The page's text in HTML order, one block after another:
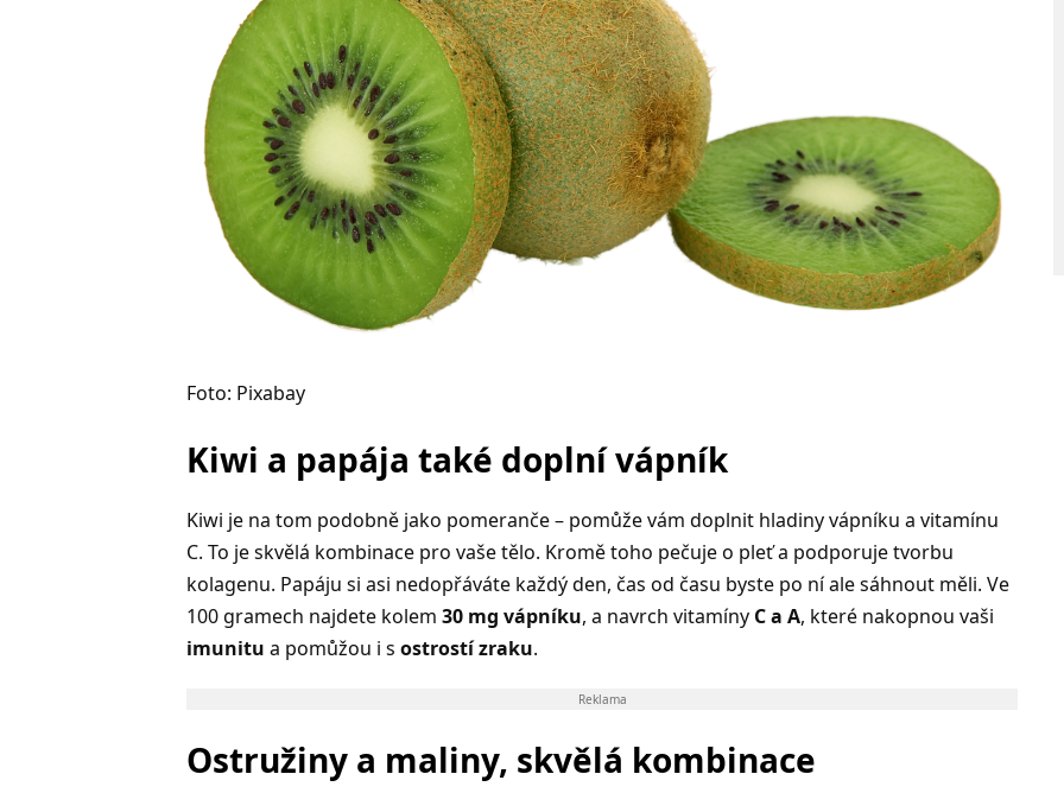
Foto: Pixabay
Kiwi a papája také doplní vápník
Kiwi je na tom podobně jako pomeranče – pomůže vám doplnit hladiny vápníku a vitamínu
C. To je skvělá kombinace pro vaše tělo. Kromě toho pečuje o pleť a podporuje tvorbu
kolagenu. Papáju si asi nedopřáváte každý den, čas od času byste po ní ale sáhnout měli. Ve
100 gramech najdete kolem 30 mg vápníku, a navrch vitamíny C a A, které nakopnou vaši
imunitu a pomůžou i s ostrostí zraku.
Reklama
Ostružiny a maliny, skvělá kombinace